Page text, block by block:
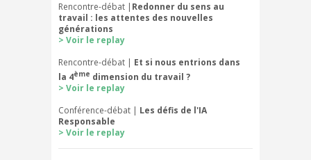
Rencontre-débat | Redonner du sens au
travail : les attentes des nouvelles
générations
> Voir le replay
Rencontre-débat | Et si nous entrions dans
la 4ème dimension du travail ?
> Voir le replay
Conférence-débat | Les défis de l'IA
Responsable
> Voir le replay